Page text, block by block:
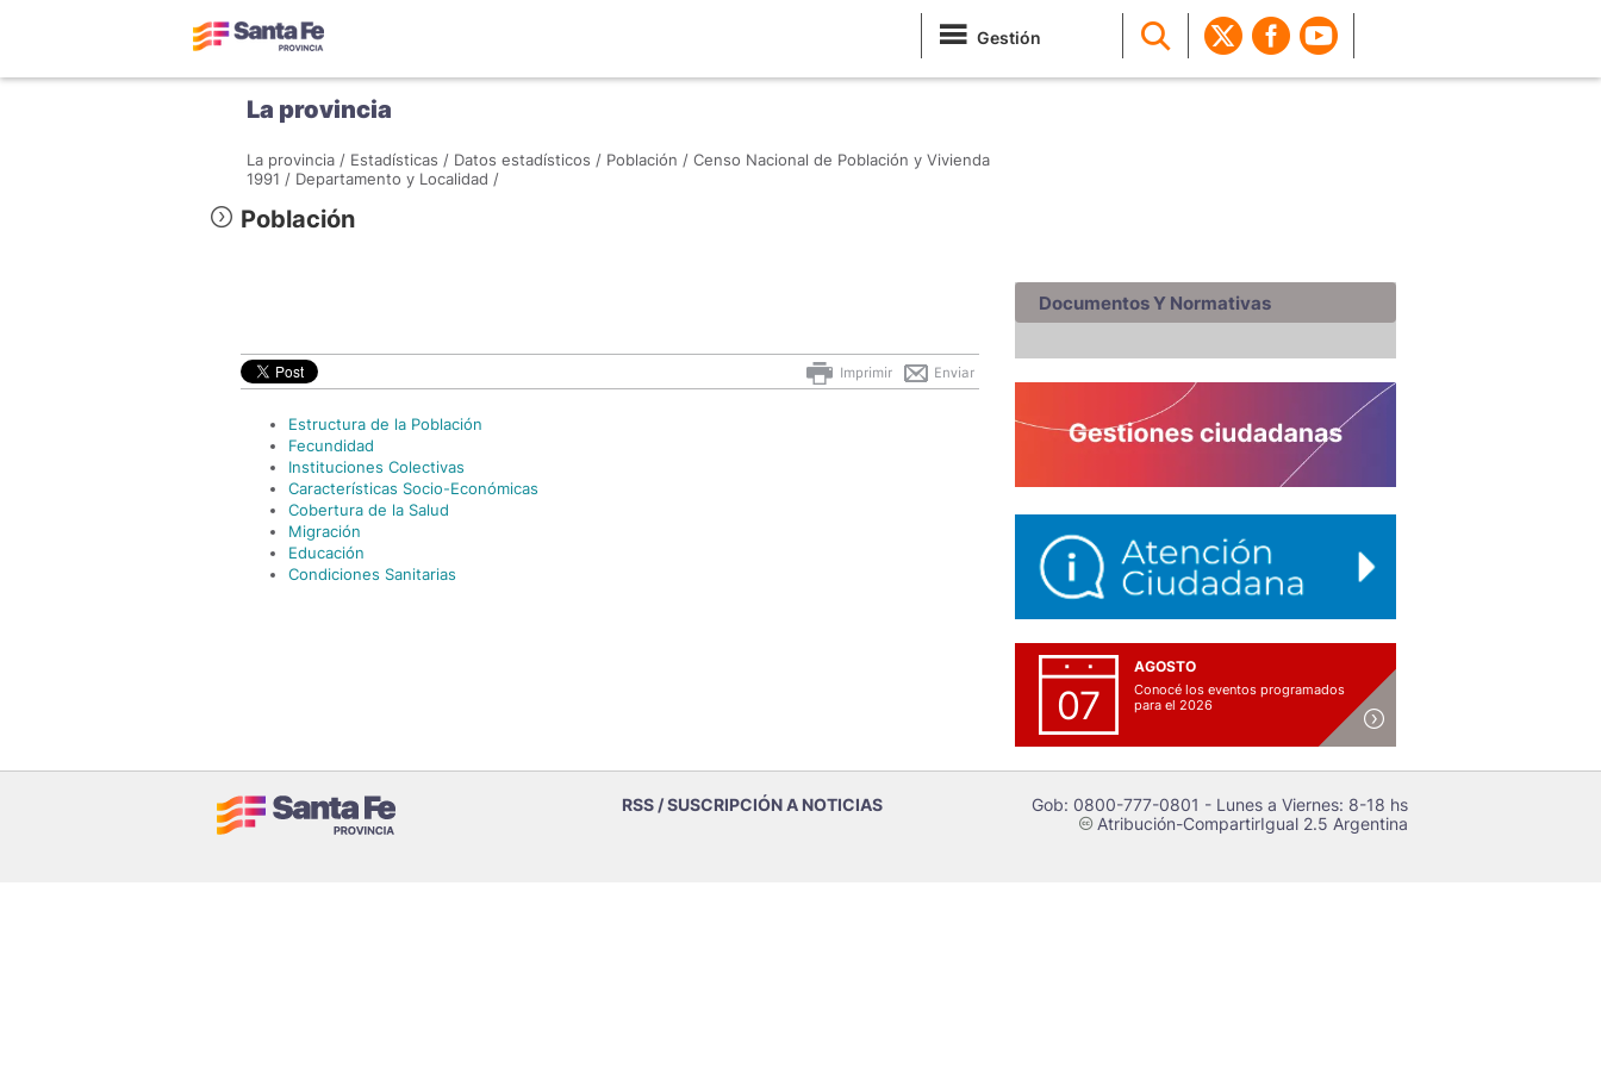
Gestión
La provincia
La provincia / Estadísticas / Datos estadísticos / Población / Censo Nacional de Población y Vivienda
1991 / Departamento y Localidad /
Población
Enviar
Imprimir
Estructura de la Población
Fecundidad
Instituciones Colectivas
Características Socio-Económicas
Cobertura de la Salud
Migración
Educación
Condiciones Sanitarias
Documentos Y Normativas
07
AGOSTO
Conocé los eventos programados
para el 2026
RSS / SUSCRIPCIÓN A NOTICIAS Gob: 0800-777-0801 - Lunes a Viernes: 8-18 hs
cAtribución-CompartirIgual 2.5 Argentina